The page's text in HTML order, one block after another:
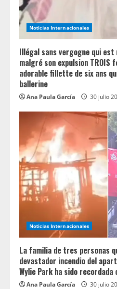
Noticias Internacionales
Illégal sans vergogne qui
malgré son expulsion TROIS
adorable fillette de six ans
ballerine
Ana Paula García 30 julio
Noticias Internacionales
La familia de tres personas
devastador incendio del
Wylie Park ha sido recordada
Ana Paula García 30 julio